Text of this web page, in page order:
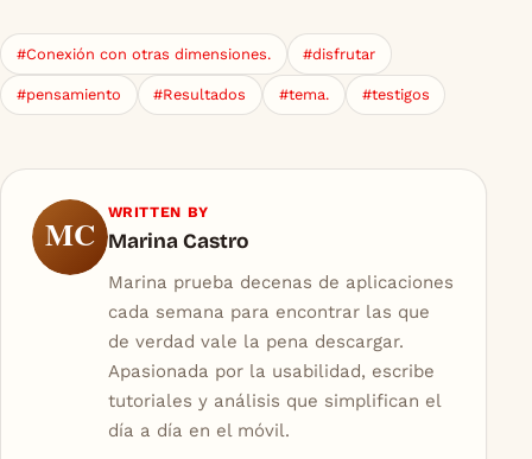
#Conexión con otras dimensiones. #disfrutar
#pensamiento #Resultados #tema. #testigos
MC
WRITTEN BY
Marina Castro
Marina prueba decenas de aplicaciones
cada semana para encontrar las que
de verdad vale la pena descargar.
Apasionada por la usabilidad, escribe
tutoriales y análisis que simplifican el
día a día en el móvil.